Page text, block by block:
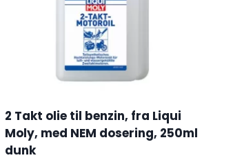
2 Takt olie til benzin, fra Liqui
Moly, med NEM dosering, 250ml
dunk